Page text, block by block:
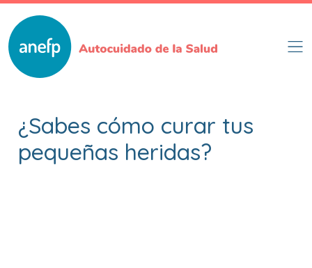
contenido
principal
¿Sabes cómo curar tus
pequeñas heridas?